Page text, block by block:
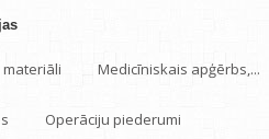
Medicīniskais apģērbs,...
Operāciju piederumi